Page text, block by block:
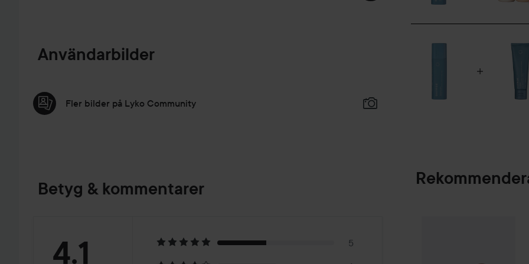
Användarbilder
Fler bilder på Lyko Community
Betyg & kommentarer
Betyg:
4.1
5